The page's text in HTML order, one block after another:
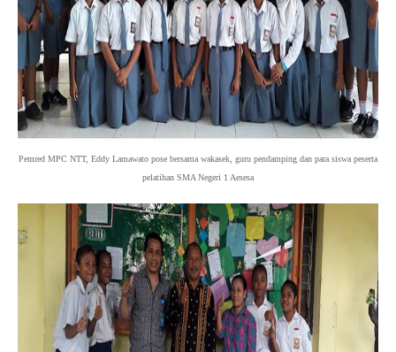
Pemred MPC NTT, Eddy Lamawato pose bersama wakasek, guru pendamping dan para siswa peserta
pelatihan SMA Negeri 1 Aesesa